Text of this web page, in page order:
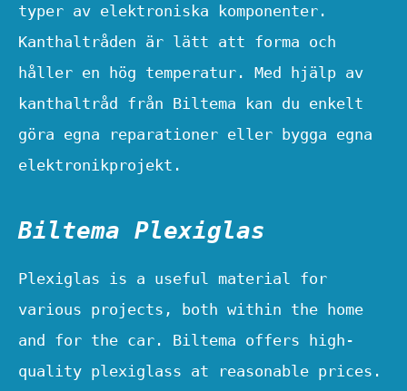
typer av elektroniska komponenter.
Kanthaltråden är lätt att forma och
håller en hög temperatur. Med hjälp av
kanthaltråd från Biltema kan du enkelt
göra egna reparationer eller bygga egna
elektronikprojekt.
Biltema Plexiglas
Plexiglas is a useful material for
various projects, both within the home
and for the car. Biltema offers high-
quality plexiglass at reasonable prices.